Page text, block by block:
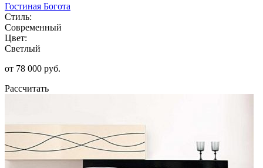
Гостиная Богота
Стиль:
Современный
Цвет:
Светлый
от 78 000 руб.
Рассчитать